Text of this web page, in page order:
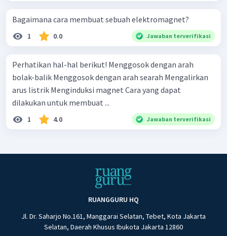
Bagaimana cara membuat sebuah elektromagnet?
1 0.0 Jawaban terverifikasi
Perhatikan hal-hal berikut! Menggosok dengan arah
bolak-balik Menggosok dengan arah searah Mengalirkan
arus listrik Menginduksi magnet Cara yang dapat
dilakukan untuk membuat ...
1 4.0 Jawaban terverifikasi
RUANGGURU HQ
Jl. Dr. Saharjo No.161, Manggarai Selatan, Tebet, Kota Jakarta
Selatan, Daerah Khusus Ibukota Jakarta 12860